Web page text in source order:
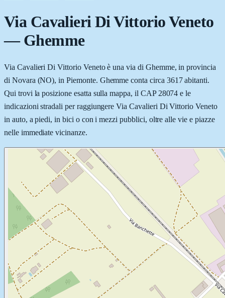
Via Cavalieri Di Vittorio Veneto
—Ghemme
Via Cavalieri Di Vittorio Veneto è una via di Ghemme, in provincia
di Novara (NO), in Piemonte. Ghemme conta circa 3617 abitanti.
Qui trovi la posizione esatta sulla mappa, il CAP 28074 e le
indicazioni stradali per raggiungere Via Cavalieri Di Vittorio Veneto
in auto, a piedi, in bici o con i mezzi pubblici, oltre alle vie e piazze
nelle immediate vicinanze.